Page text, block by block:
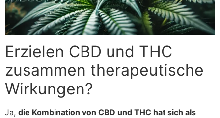
Erzielen CBD und THC
zusammen therapeutische
Wirkungen?
Ja, die Kombination von CBD und THC hat sich als